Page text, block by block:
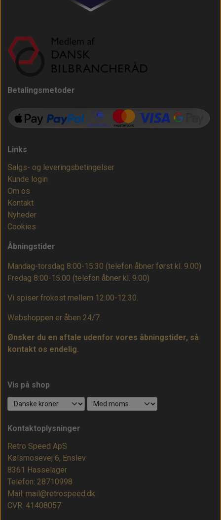
Betalingsmetoder
Links
Salgs- og leveringsbetingelser
Kunde login
Om os
Kontakt
Nyheder
Cookies
Åbningstider
Mandag-torsdag 8:00-15:30 (telefon åbner først kl. 9.00)
Fredag 8:00-15:00 (telefon åbner kl. 9.00)
Vi spiser frokost mellem 12.00-12.30.
Webshoppen er åben 24/7.
Ønsker du en aftale udenfor vores åbningstider, så
kontakt os endelig.
Vis på shop
Kontaktoplysninger
Retro Speed ApS
Kølsmosevej 6, Enslev
8361 Hasselager
Telefon: 28710998
Mail: mail@retrospeed.dk
CVR: 41408057